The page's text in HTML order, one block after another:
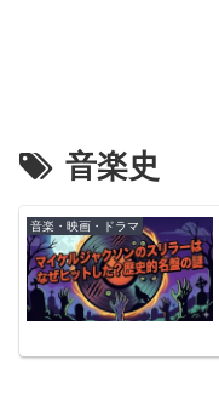
音楽史
音楽・映画・ドラマ